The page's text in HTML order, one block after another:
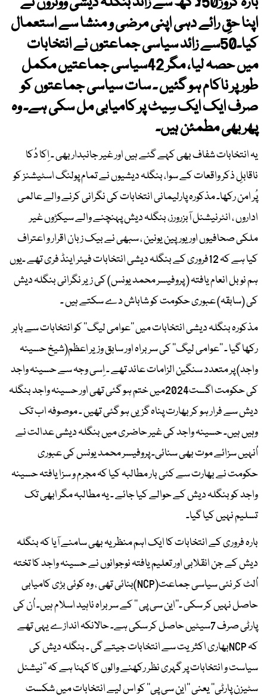
اپنا حقِ رائے دہی اپنی مرضی و منشا سے استعمال
کیا۔50سے زائد سیاسی جماعتوں نے انتخابات
میں حصہ لیا، مگر 42سیاسی جماعتیں مکمل
طور پر ناکام ہو گئیں ۔ سات سیاسی جماعتوں کو
صرف ایک ایک سِیٹ پر کامیابی مل سکی ہے۔ وہ
پھر بھی مطمئن ہیں۔
یہ انتخابات شفاف بھی کہے گئے ہیں اور غیر جانبدار بھی ۔ اِکا دُکا
ناقابلِ ذکر واقعات کے سوا، بنگلہ دیشیوں نے تمام پولنگ اسٹیشنز کو
پُر امن رکھا۔ مذکورہ پارلیمانی انتخابات کی نگرانی کرنے والے عالمی
اداروں ، انٹرنیشنل آبزرورز، بنگلہ دیش پہنچنے والے سیکڑوں غیر
ملکی صحافیوں اور یورپین یونین ، سبھی نے بیک زبان اقرار و اعتراف
کیا ہے کہ 12فروری کے بنگلہ دیشی انتخابات فیئر اینڈ فری تھے ۔یوں
ہم نوبل انعام یافتہ ( پروفیسر محمد یونس) کی زیر نگرانی بنگلہ دیش
کی (سابقہ) عبوری حکومت کو شاباش دے سکتے ہیں ۔
مذکورہ بنگلہ دیشی انتخابات میں ’’عوامی لیگ‘‘ کو انتخابات سے باہر
رکھا گیا ۔ ’’عوامی لیگ‘‘ کی سربراہ اور سابق وزیر اعظم(شیخ حسینہ
واجد) پر متعدد سنگین الزامات عائد تھے ۔ اِسی وجہ سے حسینہ واجد
کی حکومت اگست2024میں ختم ہو گئی تھی اور حسینہ واجد بنگلہ
دیش سے فرار ہو کر بھارت پناہ گزیں ہو گئی تھیں ۔ موصوفہ اب تک
وہیں ہیں۔ حسینہ واجد کی غیر حاضری میں بنگلہ دیشی عدالت نے
اُنہیں سزائے موت بھی سنائی۔ پروفیسر محمد یونس کی عبوری
حکومت نے بھارت سے کئی بار مطالبہ کیا کہ مجرم و سزا یافتہ حسینہ
واجد کو بنگلہ دیش کے حوالے کیا جائے ۔ یہ مطالبہ مگر ابھی تک
تسلیم نہیں کیا گیا۔
بارہ فروری کے انتخابات کا ایک اہم منظر یہ بھی سامنے آیا کہ بنگلہ
دیش کے جن انقلابی اور تعلیم یافتہ نوجوانوں نے حسینہ واجد کا تختہ
اُلٹ کر نئی سیاسی جماعت(NCP)بنائی تھی ، وہ کوئی بڑی کامیابی
حاصل نہیں کر سکی ۔’’این سی پی ‘‘ کے سربراہ ناہید اسلام ہیں۔ اُن کی
پارٹی صرف 7سیٹیں حاصل کر سکی ہے۔ حالانکہ اندازے یہی تھے
کہ NCPبھاری اکثریت سے انتخابات جیتے گی ۔ بنگلہ دیش کی
سیاست و انتخابات پر گہری نظر رکھنے والوں کا کہنا ہے کہ ’’نیشنل
سٹیزن پارٹی‘‘ یعنی ’’این سی پی‘‘ کو اس لیے انتخابات میں شکست